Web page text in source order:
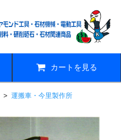
カートを見る
> 運搬車・今里製作所